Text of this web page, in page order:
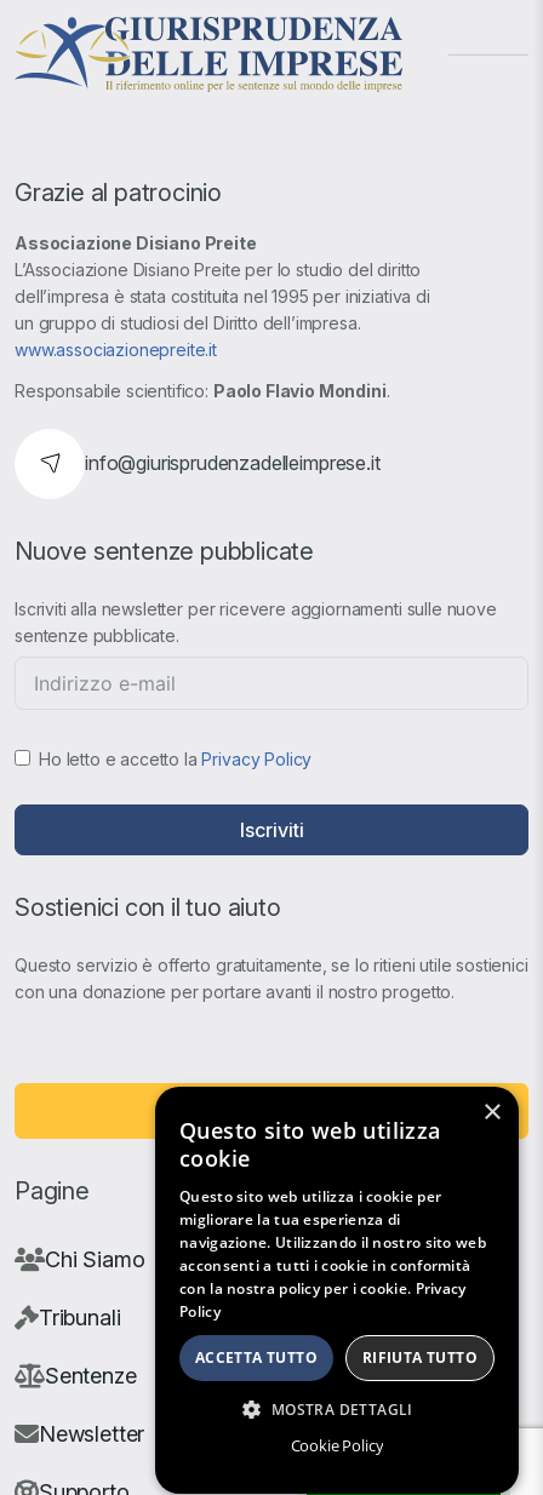
Grazie al patrocinio
Associazione Disiano Preite
L’Associazione Disiano Preite per lo studio del diritto
dell’impresa è stata costituita nel 1995 per iniziativa di
un gruppo di studiosi del Diritto dell’impresa.
www.associazionepreite.it
Responsabile scientifico: Paolo Flavio Mondini.
info@giurisprudenzadelleimprese.it
Nuove sentenze pubblicate
Iscriviti alla newsletter per ricevere aggiornamenti sulle nuove
sentenze pubblicate.
Ho letto e accetto laPrivacy Policy
Iscriviti
Sostienici con il tuo aiuto
Questo servizio è offerto gratuitamente, se lo ritieni utile sostienici
con una donazione per portare avanti il nostro progetto.
Pagine
Chi Siamo
Tribunali
Sentenze
Newsletter
×
Questo sito web utilizza
cookie
Questo sito web utilizza i cookie per
migliorare la tua esperienza di
navigazione. Utilizzando il nostro sito web
acconsenti a tutti i cookie in conformità
con la nostra policy per i cookie. Privacy
Policy
ACCETTA TUTTO RIFIUTA TUTTO
MOSTRA DETTAGLI
Cookie Policy